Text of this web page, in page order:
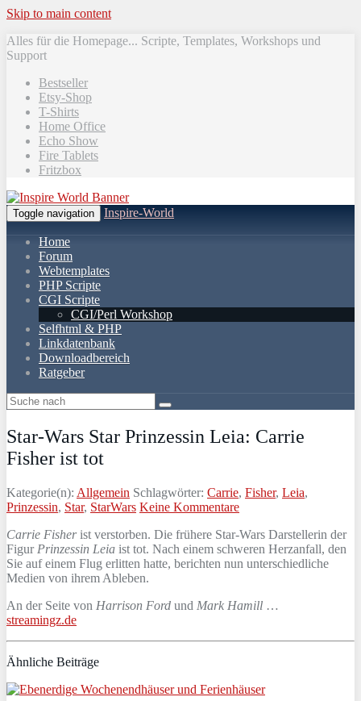
Skip to main content
Alles für die Homepage... Scripte, Templates, Workshops und
Support
Bestseller
Etsy-Shop
T-Shirts
Home Office
Echo Show
Fire Tablets
Fritzbox
Toggle navigation Inspire-World
Home
Forum
Webtemplates
PHP Scripte
CGI Scripte
CGI/Perl Workshop
Selfhtml & PHP
Linkdatenbank
Downloadbereich
Ratgeber
Star-Wars Star Prinzessin Leia: Carrie
Fisher ist tot
Kategorie(n): Allgemein Schlagwörter: Carrie, Fisher, Leia,
Prinzessin, Star, StarWars Keine Kommentare
Carrie Fisherist verstorben. Die frühere Star-Wars Darstellerin der
Figur Prinzessin Leia ist tot. Nach einem schweren Herzanfall, den
Sie auf einem Flug erlitten hatte, berichten nun unterschiedliche
Medien von ihrem Ableben.
An der Seite von Harrison Ford und Mark Hamill …
streamingz.de
Ähnliche Beiträge